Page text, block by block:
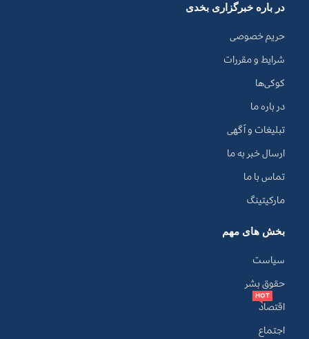
در باره خبرگزاری بخدی
حریم خصوصی
شرایط و مقررات
کوکی‌ها
در باره ما
تبلیغات و آگهی
ارسال خبر به ما
تماس با ما
مارکیتینگ
بخش های مهم
سیاست
حقوق بشر
اقتصاد
HOT
اجتماع